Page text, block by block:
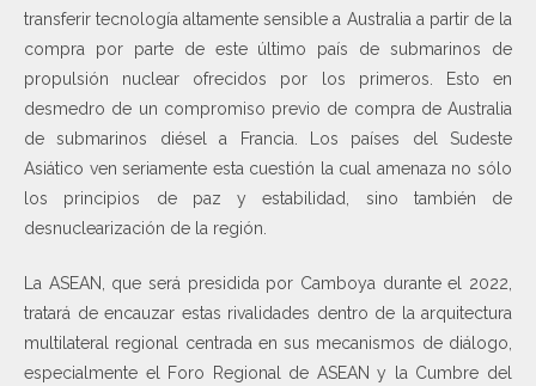
transferir tecnología altamente sensible a Australia a partir de la
compra por parte de este último país de submarinos de
propulsión nuclear ofrecidos por los primeros. Esto en
desmedro de un compromiso previo de compra de Australia
de submarinos diésel a Francia. Los países del Sudeste
Asiático ven seriamente esta cuestión la cual amenaza no sólo
los principios de paz y estabilidad, sino también de
desnuclearización de la región.
La ASEAN, que será presidida por Camboya durante el 2022,
tratará de encauzar estas rivalidades dentro de la arquitectura
multilateral regional centrada en sus mecanismos de diálogo,
especialmente el Foro Regional de ASEAN y la Cumbre del